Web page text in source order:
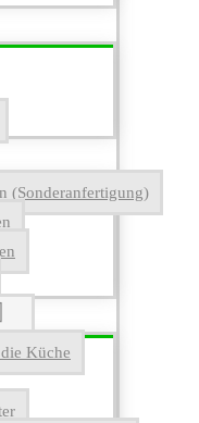
(Sonderanfertigung)
Küche